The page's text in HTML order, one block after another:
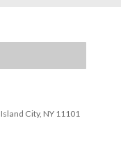
City, NY 11101